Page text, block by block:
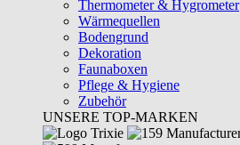
Thermometer & Hygrometer
Wärmequellen
Bodengrund
Dekoration
Faunaboxen
Pflege & Hygiene
Zubehör
UNSERE TOP-MARKEN